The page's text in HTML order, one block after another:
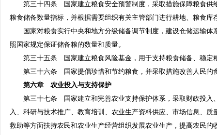
第三十四条 国家建立粮食安全预警制度，采取措施保障粮食供
粮食储备数量指标，并根据需要组织有关主管部门进行耕地、粮食库
国家对粮食实行中央和地方分级储备调节制度，建设仓储运输体
照国家规定保证储备粮的数量和质量。
第三十五条 国家建立粮食风险基金，用于支持粮食储备、稳定
第三十六条 国家提倡珍惜和节约粮食，并采取措施改善人民的
第六章 农业投入与支持保护
第三十七条 国家建立和完善农业支持保护体系，采取财政投入
入、科研与技术推广、教育培训、农业生产资料供应、市场信息、
救助等方面扶持农民和农业生产经营组织发展农业生产，提高农民的